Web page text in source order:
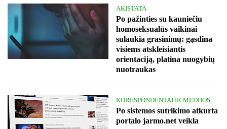
AKISTATA
Po pažinties su kauniečiu
homoseksualūs vaikinai
sulaukia grasinimų: gąsdina
visiems atskleisiantis
orientaciją, platina nuogybių
nuotraukas
KORESPONDENTAI IR MEDIJOS
Po sistemos sutrikimo atkurta
portalo jarmo.net veikla